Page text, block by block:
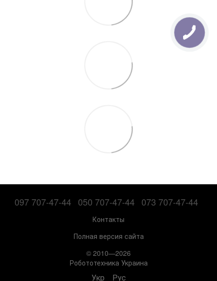
097 707-47-44 050 707-47-44 073 707-47-44
Контакты
Полная версия сайта
© 2010—2026
Робототехника Украина
Укр Рус